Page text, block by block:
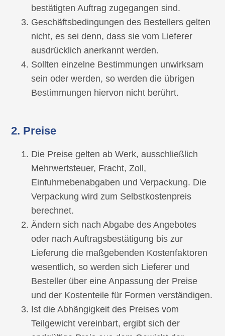
bestätigten Auftrag zugegangen sind.
Geschäftsbedingungen des Bestellers gelten
nicht, es sei denn, dass sie vom Lieferer
ausdrücklich anerkannt werden.
Sollten einzelne Bestimmungen unwirksam
sein oder werden, so werden die übrigen
Bestimmungen hiervon nicht berührt.
2. Preise
Die Preise gelten ab Werk, ausschließlich
Mehrwertsteuer, Fracht, Zoll,
Einfuhrnebenabgaben und Verpackung. Die
Verpackung wird zum Selbstkostenpreis
berechnet.
Ändern sich nach Abgabe des Angebotes
oder nach Auftragsbestätigung bis zur
Lieferung die maßgebenden Kostenfaktoren
wesentlich, so werden sich Lieferer und
Besteller über eine Anpassung der Preise
und der Kostenteile für Formen verständigen.
Ist die Abhängigkeit des Preises vom
Teilgewicht vereinbart, ergibt sich der